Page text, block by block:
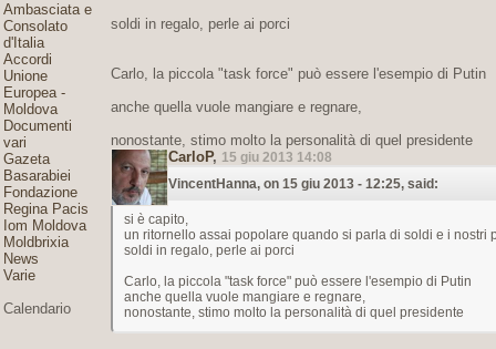
Ambasciata e
Consolato
d'Italia
Accordi
Unione
Europea -
Moldova
Documenti
vari
Gazeta
Basarabiei
Fondazione
Regina Pacis
Iom Moldova
Moldbrixia
News
Varie
Calendario
soldi in regalo, perle ai porci
Carlo, la piccola "task force" può essere l'esempio di Putin
anche quella vuole mangiare e regnare,
nonostante, stimo molto la personalità di quel presidente
CarloP, 15 giu 2013 14:08
VincentHanna, on 15 giu 2013 - 12:25, said:
si è capito,
un ritornello assai popolare quando si parla di soldi e i nostri
soldi in regalo, perle ai porci
Carlo, la piccola "task force" può essere l'esempio di Putin
anche quella vuole mangiare e regnare,
nonostante, stimo molto la personalità di quel presidente